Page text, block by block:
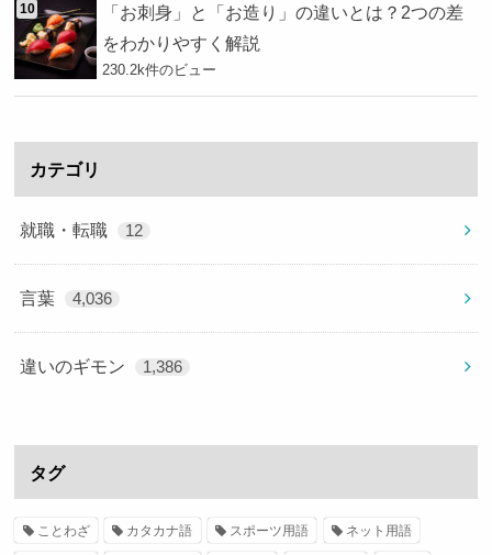
「お刺身」と「お造り」の違いとは？2つの差
をわかりやすく解説
230.2k件のビュー
カテゴリ
就職・転職 12
言葉 4,036
違いのギモン 1,386
タグ
ことわざ カタカナ語 スポーツ用語 ネット用語